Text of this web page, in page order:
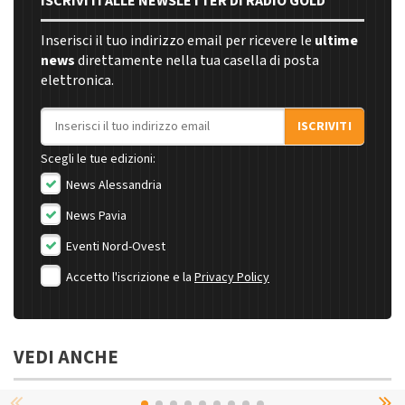
Inserisci il tuo indirizzo email per ricevere le ultime
newsdirettamente nella tua casella di posta
elettronica.
Indirizzo email
ISCRIVITI
Scegli le tue edizioni:
News Alessandria
News Pavia
Eventi Nord-Ovest
Accetto l'iscrizione e la Privacy Policy
VEDI ANCHE